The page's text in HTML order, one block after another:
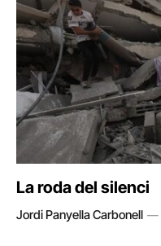
La roda del silenci
Jordi Panyella Carbonell